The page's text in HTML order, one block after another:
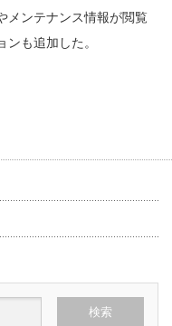
メンテナンス情報が閲覧
も追加した。